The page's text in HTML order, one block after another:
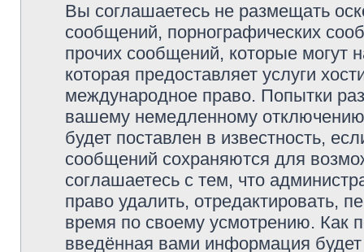
Вы соглашаетесь не размещать
сообщений, порнографических
прочих сообщений, которые могут
которая предоставляет услуги
международное право. Попытки
вашему немедленному
будет поставлен в известность,
сообщений сохраняются для
соглашаетесь с тем, что
право удалить, отредактировать,
время по своему усмотрению. Как
введённая вами информация